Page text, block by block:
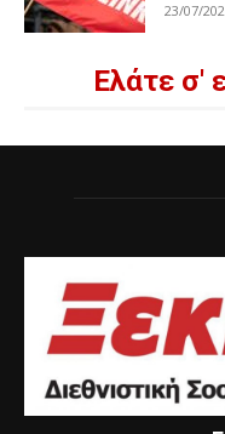
23/07/
Ελάτε σ'